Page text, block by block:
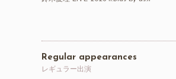
Regular appearances
レギュラー出演